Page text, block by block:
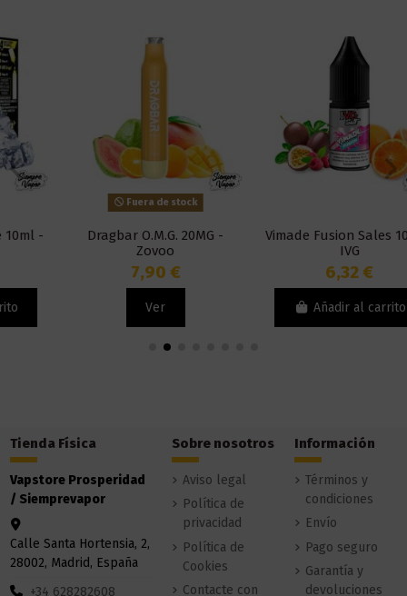
Fuera de stock
Dragbar O.M.G. 20MG -
Vimade Fusion Sales 10ml -
Añadir al carrito
Tienda Física
Vapstore Prosperidad
/ Siemprevapor
Calle Santa Hortensia, 2,
28002, Madrid, España
+34 628282608
Sobre nosotros
Aviso legal
Política de
privacidad
Política de
Cookies
Contacte con
Información
Términos y
condiciones
Envío
Pago seguro
Garantía y
devoluciones